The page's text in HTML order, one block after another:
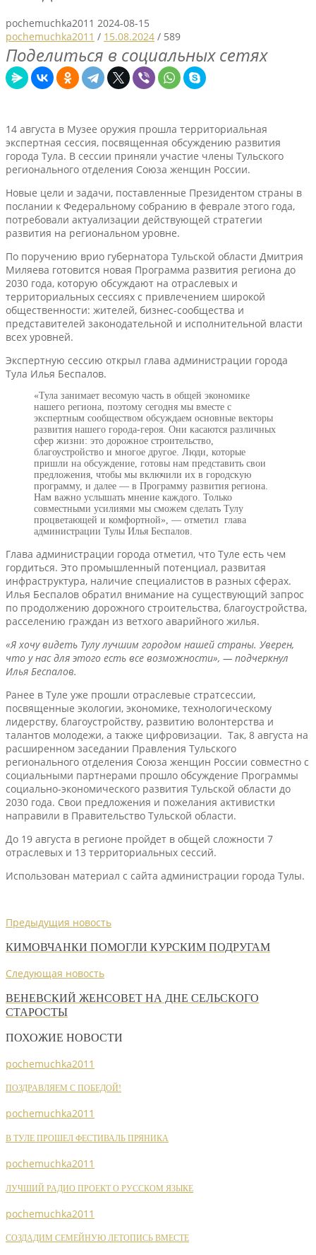
pochemuchka2011 2024-08-15
pochemuchka2011 / 15.08.2024 / 589
Поделиться в социальных сетях
14 августа в Музее оружия прошла территориальная
экспертная сессия, посвященная обсуждению развития
города Тула. В сессии приняли участие члены Тульского
регионального отделения Союза женщин России.
Новые цели и задачи, поставленные Президентом страны в
послании к Федеральному собранию в феврале этого года,
потребовали актуализации действующей стратегии
развития на региональном уровне.
По поручению врио губернатора Тульской области Дмитрия
Миляева готовится новая Программа развития региона до
2030 года, которую обсуждают на отраслевых и
территориальных сессиях с привлечением широкой
общественности: жителей, бизнес-сообщества и
представителей законодательной и исполнительной власти
всех уровней.
Экспертную сессию открыл глава администрации города
Тула Илья Беспалов.
«Тула занимает весомую часть в общей экономике
нашего региона, поэтому сегодня мы вместе с
экспертным сообществом обсуждаем основные векторы
развития нашего города-героя. Они касаются различных
сфер жизни: это дорожное строительство,
благоустройство и многое другое. Люди, которые
пришли на обсуждение, готовы нам представить свои
предложения, чтобы мы включили их в городскую
программу, и далее — в Программу развития региона.
Нам важно услышать мнение каждого. Только
совместными усилиями мы сможем сделать Тулу
процветающей и комфортной», — отметил глава
администрации Тулы Илья Беспалов.
Глава администрации города отметил, что Туле есть чем
гордиться. Это промышленный потенциал, развитая
инфраструктура, наличие специалистов в разных сферах.
Илья Беспалов обратил внимание на существующий запрос
по продолжению дорожного строительства, благоустройства,
расселению граждан из ветхого аварийного жилья.
«Я хочу видеть Тулу лучшим городом нашей страны. Уверен,
что у нас для этого есть все возможности», — подчеркнул
Илья Беспалов.
Ранее в Туле уже прошли отраслевые стратсессии,
посвященные экологии, экономике, технологическому
лидерству, благоустройству, развитию волонтерства и
талантов молодежи, а также цифровизации. Так, 8 августа на
расширенном заседании Правления Тульского
регионального отделения Союза женщин России совместно с
социальными партнерами прошло обсуждение Программы
социально-экономического развития Тульской области до
2030 года. Свои предложения и пожелания активистки
направили в Правительство Тульской области.
До 19 августа в регионе пройдет в общей сложности 7
отраслевых и 13 территориальных сессий.
Использован материал с сайта администрации города Тулы.
Предыдущия новость
КИМОВЧАНКИ ПОМОГЛИ КУРСКИМ ПОДРУГАМ
Следующая новость
ВЕНЕВСКИЙ ЖЕНСОВЕТ НА ДНЕ СЕЛЬСКОГО
СТАРОСТЫ
ПОХОЖИЕ НОВОСТИ
pochemuchka2011
ПОЗДРАВЛЯЕМ С ПОБЕДОЙ!
pochemuchka2011
В ТУЛЕ ПРОШЕЛ ФЕСТИВАЛЬ ПРЯНИКА
pochemuchka2011
ЛУЧШИЙ РАДИО ПРОЕКТ О РУССКОМ ЯЗЫКЕ
pochemuchka2011
СОЗДАДИМ СЕМЕЙНУЮ ЛЕТОПИСЬ ВМЕСТЕ